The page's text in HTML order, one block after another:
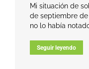
Mi situación de
de septiembre de
no lo había
Seguir leyendo